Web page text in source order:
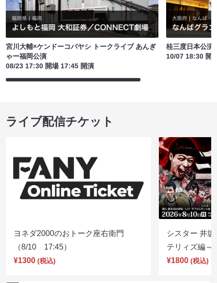
宮川大輔×ケンドーコバヤシ トークライブ あんぎ
ゃー福岡公演
08/23 17:30 開場 17:45 開演
桂三度日本公演
10/07 18:30 開
ライブ配信チケット
ヨネダ2000のおトーク座右衛門
（8/10 17:45）
¥1300 (税込)
シスター 井
テリィズ編
¥1800 (税込)